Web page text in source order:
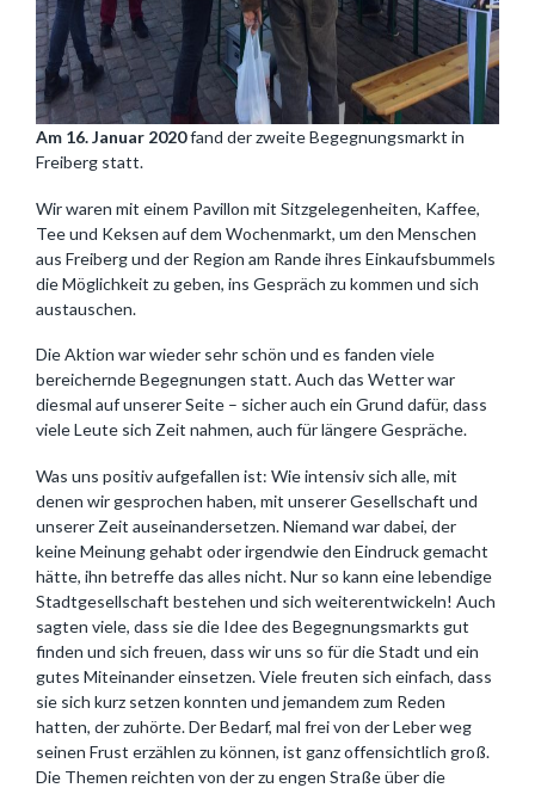
Am 16. Januar 2020fand der zweite Begegnungsmarkt in
Freiberg statt.
Wir waren mit einem Pavillon mit Sitzgelegenheiten, Kaffee,
Tee und Keksen auf dem Wochenmarkt, um den Menschen
aus Freiberg und der Region am Rande ihres Einkaufsbummels
die Möglichkeit zu geben, ins Gespräch zu kommen und sich
austauschen.
Die Aktion war wieder sehr schön und es fanden viele
bereichernde Begegnungen statt. Auch das Wetter war
diesmal auf unserer Seite – sicher auch ein Grund dafür, dass
viele Leute sich Zeit nahmen, auch für längere Gespräche.
Was uns positiv aufgefallen ist: Wie intensiv sich alle, mit
denen wir gesprochen haben, mit unserer Gesellschaft und
unserer Zeit auseinandersetzen. Niemand war dabei, der
keine Meinung gehabt oder irgendwie den Eindruck gemacht
hätte, ihn betreffe das alles nicht. Nur so kann eine lebendige
Stadtgesellschaft bestehen und sich weiterentwickeln! Auch
sagten viele, dass sie die Idee des Begegnungsmarkts gut
finden und sich freuen, dass wir uns so für die Stadt und ein
gutes Miteinander einsetzen. Viele freuten sich einfach, dass
sie sich kurz setzen konnten und jemandem zum Reden
hatten, der zuhörte. Der Bedarf, mal frei von der Leber weg
seinen Frust erzählen zu können, ist ganz offensichtlich groß.
Die Themen reichten von der zu engen Straße über die